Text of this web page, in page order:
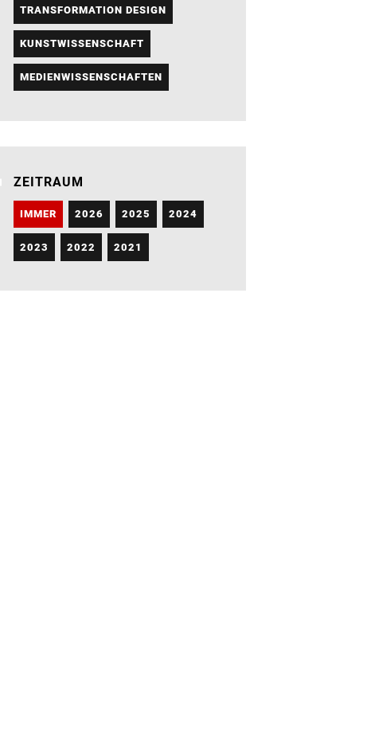
TRANSFORMATION DESIGN
KUNSTWISSENSCHAFT
MEDIENWISSENSCHAFTEN
ZEITRAUM
IMMER 2026 2025 2024
2023 2022 2021